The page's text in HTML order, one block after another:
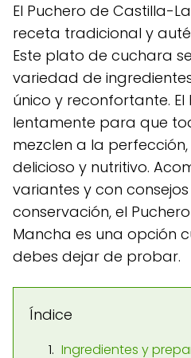
El Puchero de Castilla-
receta tradicional y
Este plato de cuchara
variedad de
único y reconfortante. El
lentamente para que
mezclen a la
delicioso y nutritivo.
variantes y con
conservación, el
Mancha es una opción
debes dejar de probar.
Índice
Ingredientes y